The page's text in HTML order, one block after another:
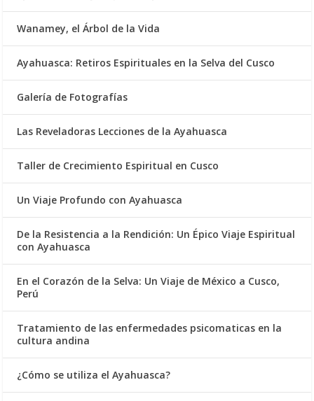
Wanamey, el Árbol de la Vida
Ayahuasca: Retiros Espirituales en la Selva del Cusco
Galería de Fotografías
Las Reveladoras Lecciones de la Ayahuasca
Taller de Crecimiento Espiritual en Cusco
Un Viaje Profundo con Ayahuasca
De la Resistencia a la Rendición: Un Épico Viaje Espiritual
con Ayahuasca
En el Corazón de la Selva: Un Viaje de México a Cusco,
Perú
Tratamiento de las enfermedades psicomaticas en la
cultura andina
¿Cómo se utiliza el Ayahuasca?